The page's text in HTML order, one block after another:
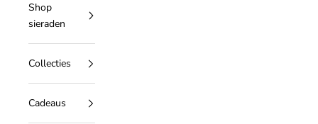
Shop
sieraden
Collecties
Cadeaus